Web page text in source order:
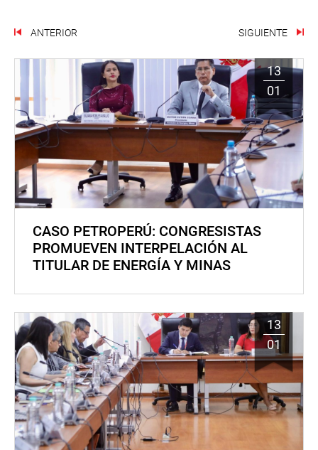
ANTERIOR SIGUIENTE
13
01
CASO PETROPERÚ: CONGRESISTAS
PROMUEVEN INTERPELACIÓN AL
TITULAR DE ENERGÍA Y MINAS
13
01